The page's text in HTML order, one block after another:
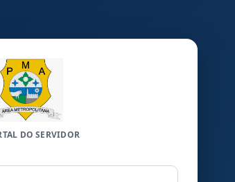
DO SERVIDOR